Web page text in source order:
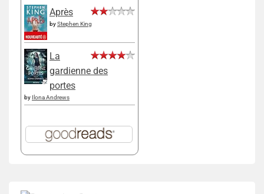
Après
byStephen King
La
gardienne des
portes
by Ilona Andrews